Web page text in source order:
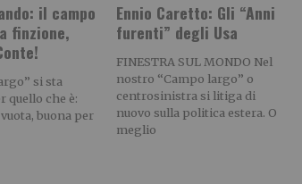
il campo
finzione,
si sta
quello che è:
vuota, buona per
Ennio Caretto: Gli “Anni
furenti” degli Usa
FINESTRA SUL MONDO Nel
nostro “Campo largo” o
centrosinistra si litiga di
nuovo sulla politica estera. O
meglio